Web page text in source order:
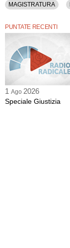
MAGISTRATURA
PUNTATE RECENTI
1 Ago 2026
Speciale Giustizia